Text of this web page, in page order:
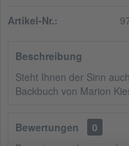
Artikel-Nr.:
Beschreibung
Steht Ihnen der Sinn
Backbuch von Marion
Bewertungen
0